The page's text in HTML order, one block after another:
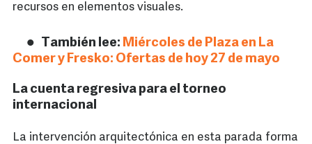
recursos en elementos visuales.
También lee: Miércoles de Plaza en La
Comer y Fresko: Ofertas de hoy 27 de mayo
La cuenta regresiva para el torneo
internacional
La intervención arquitectónica en esta parada forma